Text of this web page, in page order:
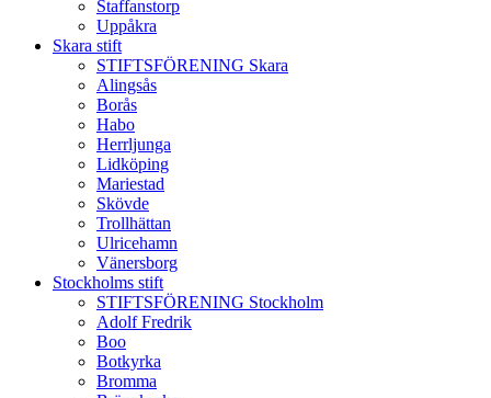
Staffanstorp
Uppåkra
Skara stift
STIFTSFÖRENING Skara
Alingsås
Borås
Habo
Herrljunga
Lidköping
Mariestad
Skövde
Trollhättan
Ulricehamn
Vänersborg
Stockholms stift
STIFTSFÖRENING Stockholm
Adolf Fredrik
Boo
Botkyrka
Bromma